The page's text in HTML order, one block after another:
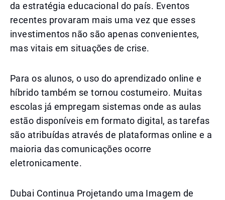
da estratégia educacional do país. Eventos
recentes provaram mais uma vez que esses
investimentos não são apenas convenientes,
mas vitais em situações de crise.
Para os alunos, o uso do aprendizado online e
híbrido também se tornou costumeiro. Muitas
escolas já empregam sistemas onde as aulas
estão disponíveis em formato digital, as tarefas
são atribuídas através de plataformas online e a
maioria das comunicações ocorre
eletronicamente.
Dubai Continua Projetando uma Imagem de